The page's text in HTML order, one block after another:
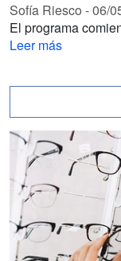
Sofía Riesco -06/
El programa
Leer más